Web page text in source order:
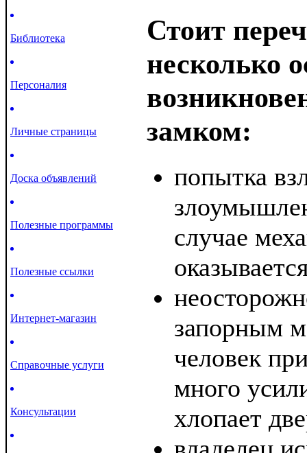
Библиотека
Персоналия
Личные страницы
Доска объявлений
Полезные программы
Полезные ссылки
Интернет-магазин
Справочные услуги
Консультации
Стоит
несколько
замком:
попытка
случае
запорным
человек
много
хлопает